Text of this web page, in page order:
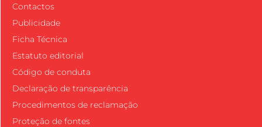
Contactos
Publicidade
Ficha Técnica
Estatuto editorial
Código de conduta
Declaração de transparência
Procedimentos de reclamação
Proteção de fontes